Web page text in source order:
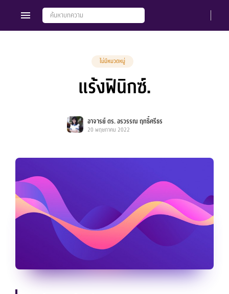
ไม่มีหมวดหมู่
แร้งฟินิกซ์.
อาจารย์ ดร. อรวรรณ ฤทธิ์ศรีธร
20 พฤษภาคม 2022